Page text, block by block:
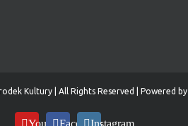
Kultury | All Rights Reserved | Powered by
YouTubeFacebookInstagram